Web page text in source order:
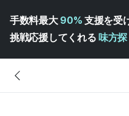
手数料最大 90% 支援を受
挑戦応援してくれる 味方探